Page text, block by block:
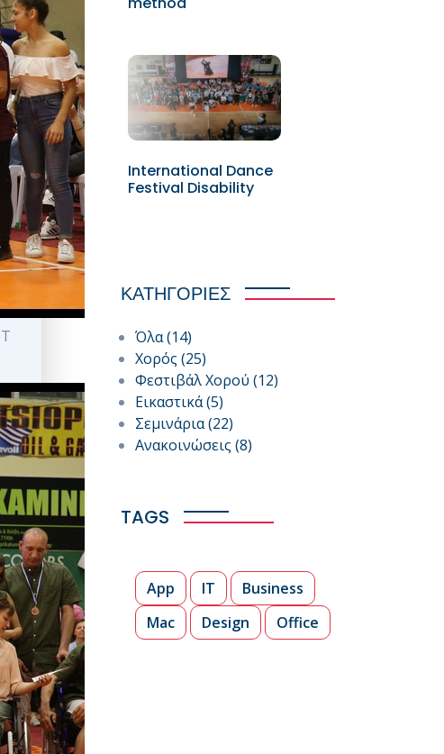
International Dance
Festival Disability
ΚΑΤΗΓΟΡΙΕΣ
Όλα(14)
Χορός (25)
Φεστιβάλ Χορού (12)
Εικαστικά(5)
Σεμινάρια(22)
Ανακοινώσεις (8)
TAGS
App IT
Business
Mac
Design Office